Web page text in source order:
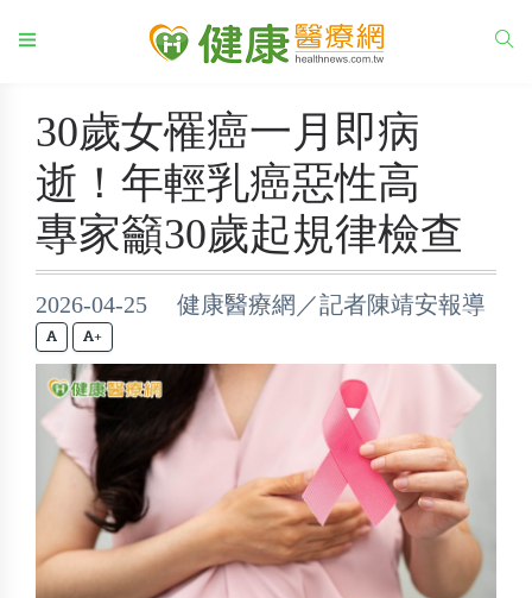
30歲女罹癌一月即病
逝！年輕乳癌惡性高
專家籲30歲起規律檢查
2026-04-25 健康醫療網／記者陳靖安報導
+